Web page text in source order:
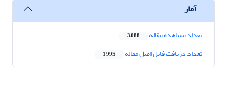
آمار
تعداد مشاهده مقاله 3,088
تعداد دریافت فایل اصل مقاله 1,995